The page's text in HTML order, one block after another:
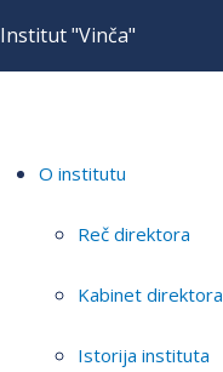
Institut "Vinča"
O institutu
Reč direktora
Kabinet direktora
Istorija instituta